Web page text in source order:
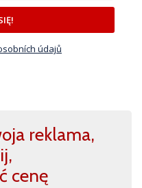
údajů
reklama,
cenę